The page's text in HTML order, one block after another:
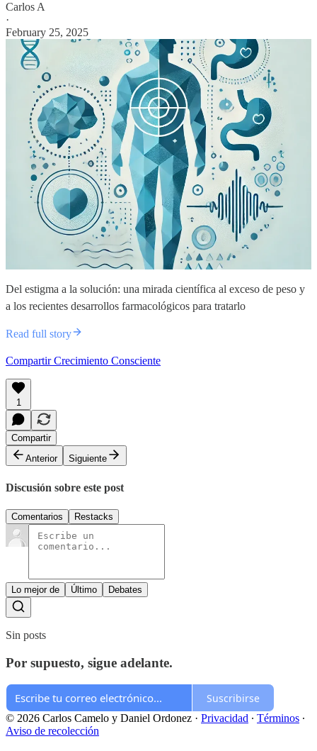
Carlos A
·
February 25, 2025
Del estigma a la solución: una mirada científica al exceso de peso y
a los recientes desarrollos farmacológicos para tratarlo
Read full story
Compartir Crecimiento Consciente
1
Compartir
Anterior
Siguiente
Discusión sobre este post
Comentarios Restacks
Lo mejor de Último Debates
Sin posts
Por supuesto, sigue adelante.
Suscribirse
© 2026 Carlos Camelo y Daniel Ordonez · Privacidad ∙ Términos ∙
Aviso de recolección